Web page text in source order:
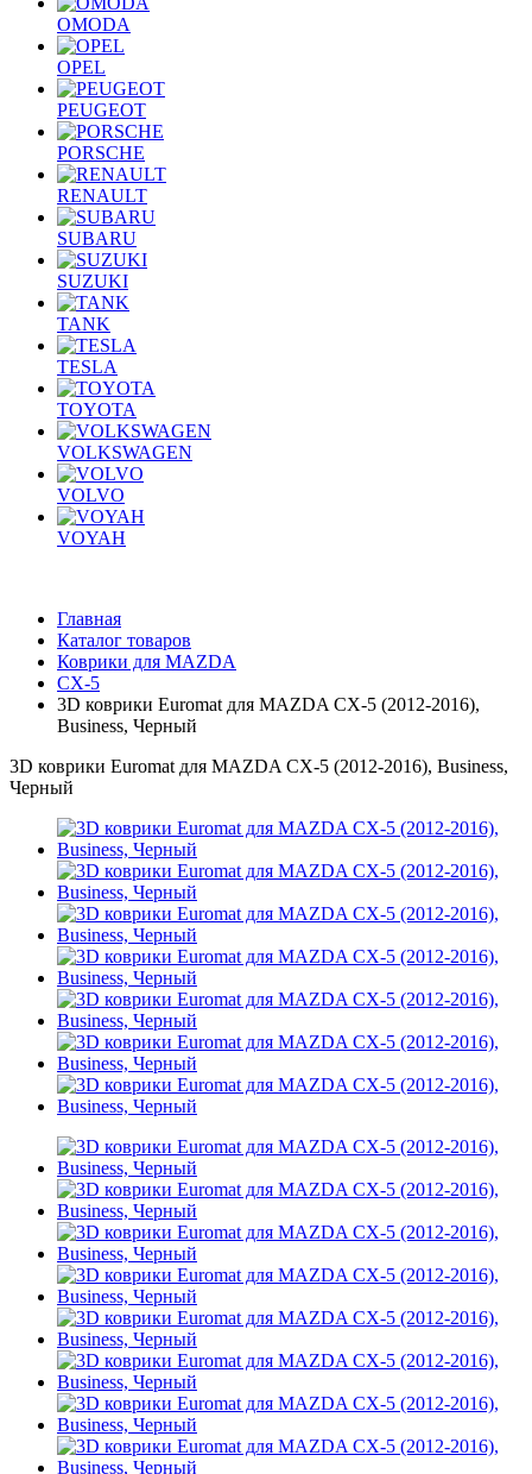
OMODA
OPEL
PEUGEOT
PORSCHE
RENAULT
SUBARU
SUZUKI
TANK
TESLA
TOYOTA
VOLKSWAGEN
VOLVO
VOYAH
Главная
Каталог товаров
Коврики для MAZDA
CX-5
3D коврики Euromat для MAZDA CX-5 (2012-2016),
Business, Черный
3D коврики Euromat для MAZDA CX-5 (2012-2016), Business,
Черный